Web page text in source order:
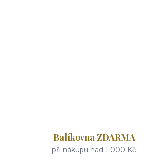
Balíkovna ZDARMA
při nákupu nad 1 000 Kč